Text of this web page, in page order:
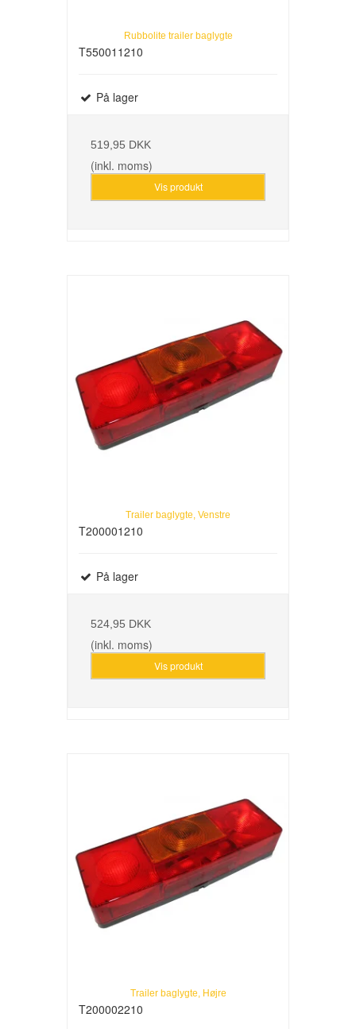
Rubbolite trailer baglygte
T550011210
På lager
519,95 DKK
(inkl. moms)
Vis produkt
Trailer baglygte, Venstre
T200001210
På lager
524,95 DKK
(inkl. moms)
Vis produkt
Trailer baglygte, Højre
T200002210